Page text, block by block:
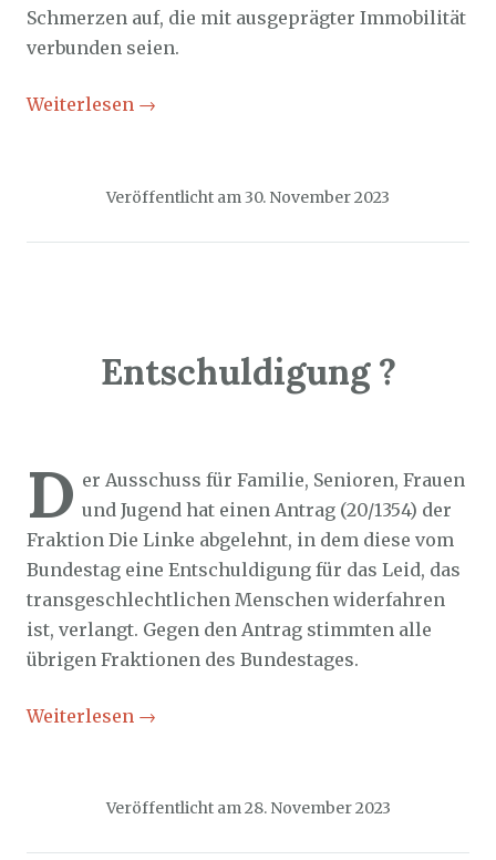
Schmerzen auf, die mit ausgeprägter Immobilität
verbunden seien.
Weiterlesen →
Veröffentlicht am 30. November 2023
Entschuldigung ?
D er Ausschuss für Familie, Senioren, Frauen
und Jugend hat einen Antrag (20/1354) der
Fraktion Die Linke abgelehnt, in dem diese vom
Bundestag eine Entschuldigung für das Leid, das
transgeschlechtlichen Menschen widerfahren
ist, verlangt. Gegen den Antrag stimmten alle
übrigen Fraktionen des Bundestages.
Weiterlesen →
Veröffentlicht am28. November 2023